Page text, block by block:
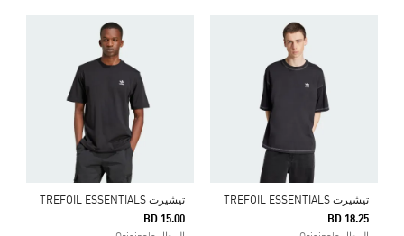
تيشيرت TREFOIL ESSENTIALS
BD 18.25
تيشيرت TREFOIL ESSENTIALS
BD 15.00